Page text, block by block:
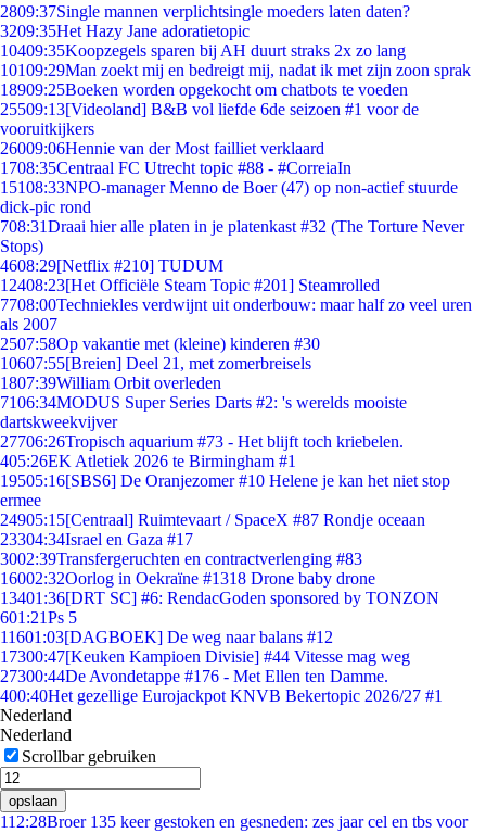
2809:37Single mannen verplichtsingle moeders laten daten?
3209:35Het Hazy Jane adoratietopic
10409:35Koopzegels sparen bij AH duurt straks 2x zo lang
10109:29Man zoekt mij en bedreigt mij, nadat ik met zijn zoon sprak
18909:25Boeken worden opgekocht om chatbots te voeden
25509:13[Videoland] B&B vol liefde 6de seizoen #1 voor de
vooruitkijkers
26009:06Hennie van der Most failliet verklaard
1708:35Centraal FC Utrecht topic #88 - #CorreiaIn
15108:33NPO-manager Menno de Boer (47) op non-actief stuurde
dick-pic rond
708:31Draai hier alle platen in je platenkast #32 (The Torture Never
Stops)
4608:29[Netflix #210] TUDUM
12408:23[Het Officiële Steam Topic #201] Steamrolled
7708:00Techniekles verdwijnt uit onderbouw: maar half zo veel uren
als 2007
2507:58Op vakantie met (kleine) kinderen #30
10607:55[Breien] Deel 21, met zomerbreisels
1807:39William Orbit overleden
7106:34MODUS Super Series Darts #2: 's werelds mooiste
dartskweekvijver
27706:26Tropisch aquarium #73 - Het blijft toch kriebelen.
405:26EK Atletiek 2026 te Birmingham #1
19505:16[SBS6] De Oranjezomer #10 Helene je kan het niet stop
ermee
24905:15[Centraal] Ruimtevaart / SpaceX #87 Rondje oceaan
23304:34Israel en Gaza #17
3002:39Transfergeruchten en contractverlenging #83
16002:32Oorlog in Oekraïne #1318 Drone baby drone
13401:36[DRT SC] #6: RendacGoden sponsored by TONZON
601:21Ps 5
11601:03[DAGBOEK] De weg naar balans #12
17300:47[Keuken Kampioen Divisie] #44 Vitesse mag weg
27300:44De Avondetappe #176 - Met Ellen ten Damme.
400:40Het gezellige Eurojackpot KNVB Bekertopic 2026/27 #1
Nederland
Nederland
Scrollbar gebruiken
opslaan
112:28Broer 135 keer gestoken en gesneden: zes jaar cel en tbs voor